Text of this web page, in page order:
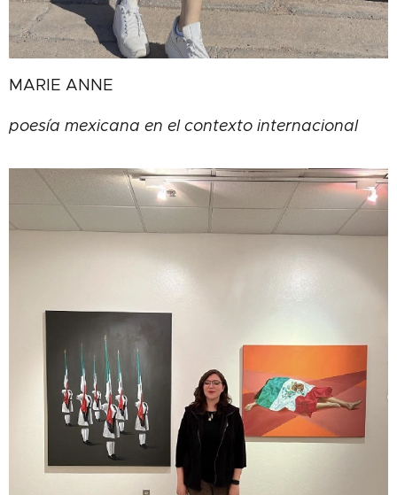
MARIE ANNE
poesía mexicana en el contexto internacional